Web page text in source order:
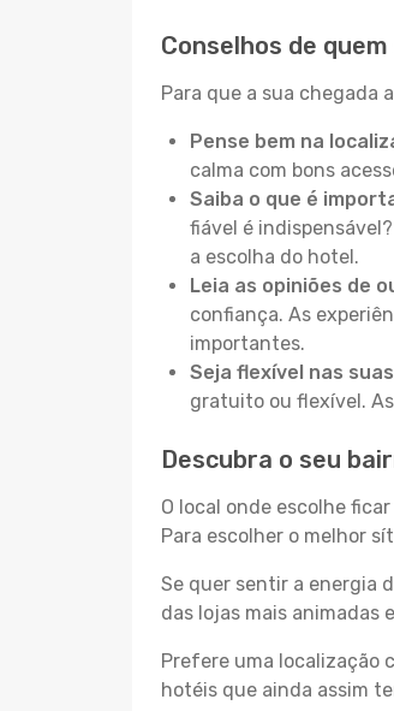
Conselhos de
Para que a sua chegada
Pense bem na
calma com bons
Saiba o que é
fiável é
a escolha do hotel.
Leia as opiniões de
confiança. As
importantes.
Seja flexível nas
gratuito ou flexível.
Descubra o seu
O local onde escolhe
Para escolher o melhor
Se quer sentir a energia
das lojas mais animadas
Prefere uma localização
hotéis que ainda assim